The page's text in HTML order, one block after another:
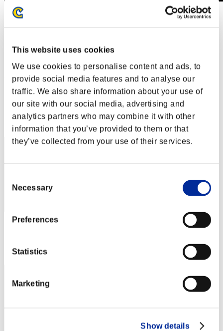
This website uses cookies
We use cookies to personalise content and ads, to
provide social media features and to analyse our
traffic. We also share information about your use of
our site with our social media, advertising and
analytics partners who may combine it with other
information that you’ve provided to them or that
they’ve collected from your use of their services.
Selection
Necessary
Preferences
Statistics
Marketing
Show details
Sfida limitata per livello N. 349
Singolo
(Le classifiche sono aggiornate ogni 6 ore)
Classifiche
Posizione
122